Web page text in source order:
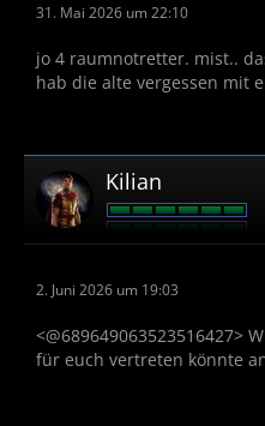
31. Mai 2026 um 22:10
jo 4 raumnotretter. mist..
hab die alte vergessen mit
Kilian
2. Juni 2026 um 19:03
<@689649063523516427>
für euch vertreten könnte